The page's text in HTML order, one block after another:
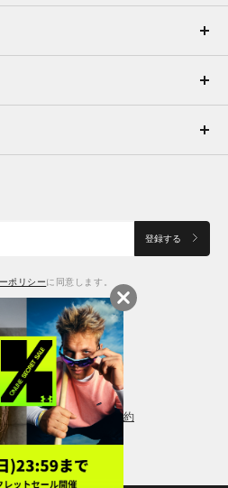
登録する
ポリシーに同意します。
く通販の表記 会員規約
シー